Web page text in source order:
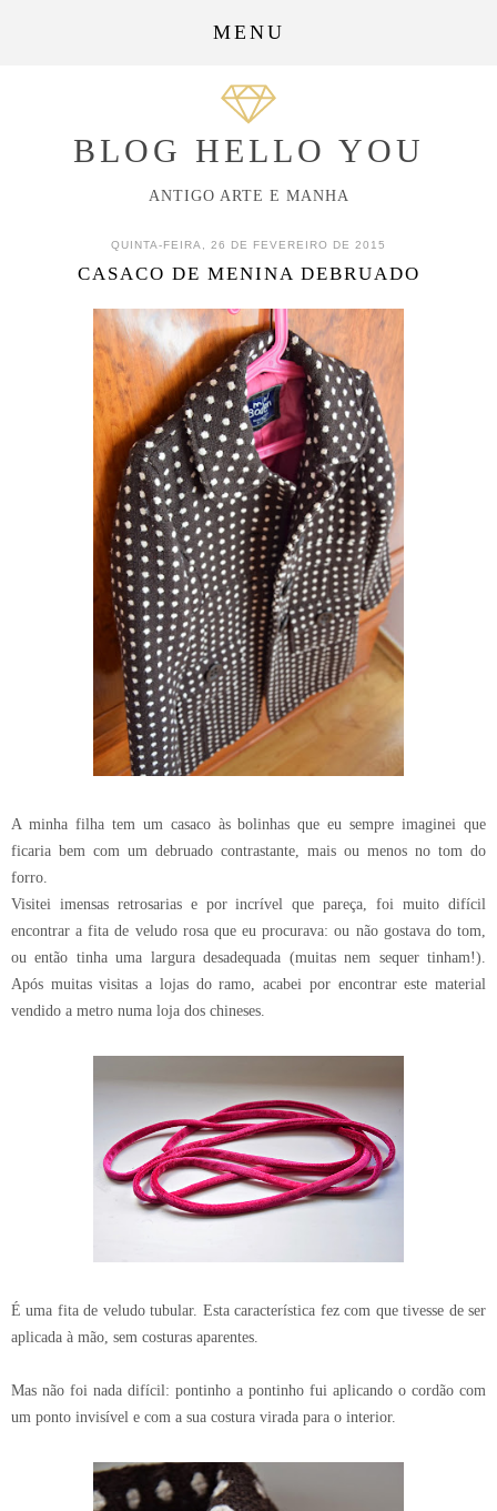
MENU
BLOG HELLO YOU
ANTIGO ARTE E MANHA
QUINTA-FEIRA, 26 DE FEVEREIRO DE 2015
CASACO DE MENINA DEBRUADO
A minha filha tem um casaco às bolinhas que eu sempre imaginei que
ficaria bem com um debruado contrastante, mais ou menos no tom do
forro.
Visitei imensas retrosarias e por incrível que pareça, foi muito difícil
encontrar a fita de veludo rosa que eu procurava: ou não gostava do tom,
ou então tinha uma largura desadequada (muitas nem sequer tinham!).
Após muitas visitas a lojas do ramo, acabei por encontrar este material
vendido a metro numa loja dos chineses.
É uma fita de veludo tubular. Esta característica fez com que tivesse de ser
aplicada à mão, sem costuras aparentes.
Mas não foi nada difícil: pontinho a pontinho fui aplicando o cordão com
um ponto invisível e com a sua costura virada para o interior.